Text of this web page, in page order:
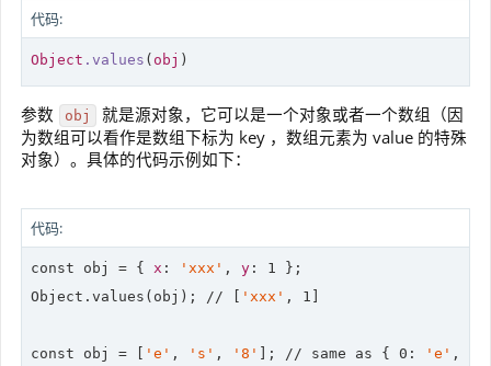
代码:
Object .values ( obj )
参数 obj
就是源对象，它可以是一个对象或者一个数组（因
为数组可以看作是数组下标为 key ，数组元素为 value 的特殊
对象）。具体的代码示例如下：
代码:
const obj = { x : 'xxx' , y : 1 };
Object.values(obj); // 'xxx' , 1
const obj = [ 'e' , 's' , '8' ]; // same as { 0 : 'e' ,